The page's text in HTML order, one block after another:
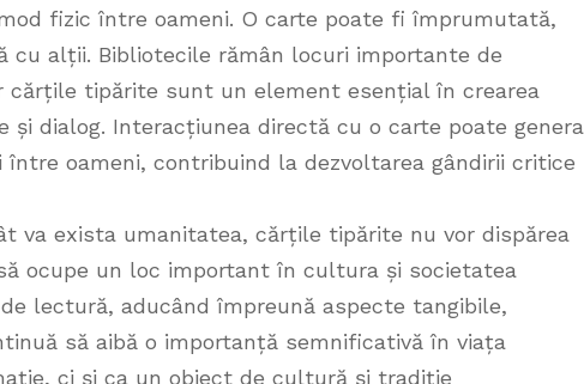
fizic între oameni. O carte poate fi împrumutată,
cu alții. Bibliotecile rămân locuri importante de
cărțile tipărite sunt un element esențial în crearea
dialog. Interacțiunea directă cu o carte poate genera
oameni, contribuind la dezvoltarea gândirii critice
va exista umanitatea, cărțile tipărite nu vor dispărea
ocupe un loc important în cultura și societatea
lectură, aducând împreună aspecte tangibile,
să aibă o importanță semnificativă în viața
ci și ca un obiect de cultură și tradiție